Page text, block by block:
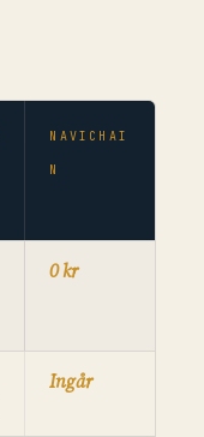
NAVICHAI
N
0 kr
Ingår